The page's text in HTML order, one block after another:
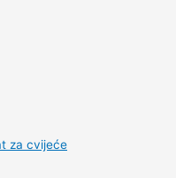
za cvijeće